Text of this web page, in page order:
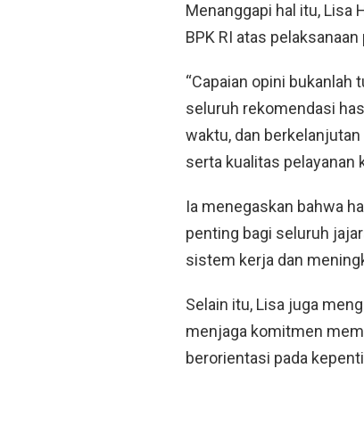
Menanggapi hal itu, Lisa
BPK RI atas
“Capaian opini bukanlah
seluruh rekomendasi
waktu, dan
serta kualitas pelayanan
Ia menegaskan bahwa
penting bagi seluruh
sistem kerja dan
Selain itu, Lisa juga
menjaga komitmen
berorientasi pada